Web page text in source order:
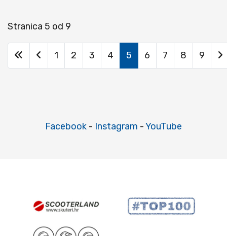
Stranica 5 od 9
1 2 3 4 5 6 7 8 9
Facebook - Instagram -YouTube